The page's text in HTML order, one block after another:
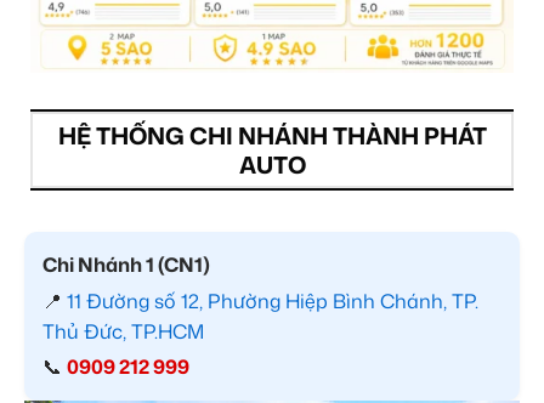
HỆ THỐNG CHI NHÁNH THÀNH PHÁT
AUTO
Chi Nhánh 1 (CN1)
📍 11 Đường số 12, Phường Hiệp Bình Chánh, TP.
Thủ Đức, TP.HCM
📞 0909 212 999